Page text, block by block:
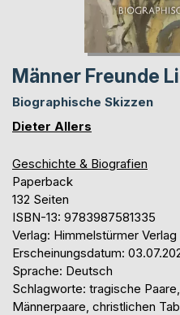
Männer Freunde
Biographische Skizzen
Dieter Allers
Geschichte & Biografien
Paperback
132 Seiten
ISBN-13: 9783987581335
Verlag: Himmelstürmer Verlag
Erscheinungsdatum:
Sprache: Deutsch
Schlagworte: tragische
Männerpaare, christlichen